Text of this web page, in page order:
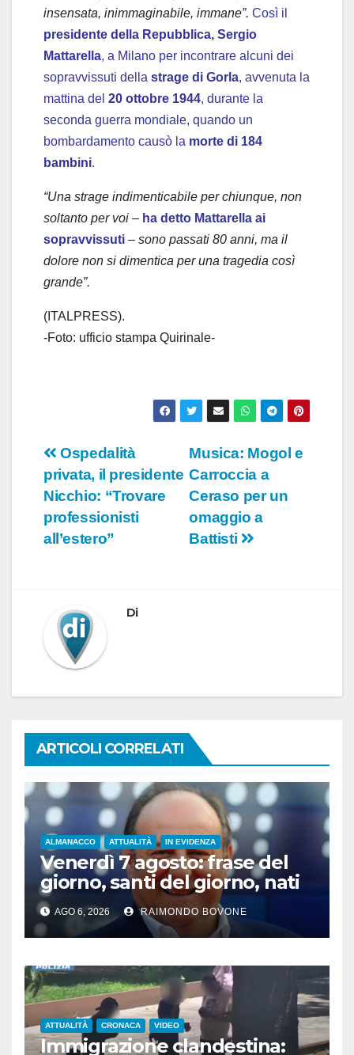
insensata, inimmaginabile, immane”. Così il
presidente della Repubblica, Sergio
Mattarella, a Milano per incontrare alcuni dei
sopravvissuti della strage di Gorla, avvenuta la
mattina del 20 ottobre 1944, durante la
seconda guerra mondiale, quando un
bombardamento causò la morte di 184
bambini.
“Una strage indimenticabile per chiunque, non
soltanto per voi – ha detto Mattarella ai
sopravvissuti – sono passati 80 anni, ma il
dolore non si dimentica per una tragedia così
grande”.
(ITALPRESS).
-Foto: ufficio stampa Quirinale-
Navigazione
articoli
Musica: Mogol e
Carroccia a
Ceraso per un
omaggio a
Battisti
Ospedalità
privata, il presidente
Nicchio: “Trovare
professionisti
all’estero”
Di
ARTICOLI CORRELATI
ALMANACCO ATTUALITÀ IN EVIDENZA
Venerdì 7 agosto: frase del
giorno, santi del giorno, nati
famosi, accadde oggi
AGO 6, 2026 RAIMONDO BOVONE
ATTUALITÀ CRONACA VIDEO
Immigrazione clandestina: